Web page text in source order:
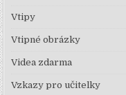
Vtipy
Vtipné obrázky
Videa zdarma
Vzkazy pro učitelky